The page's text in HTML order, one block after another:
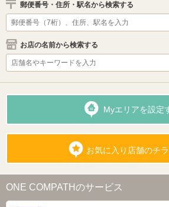
郵便番号・住所・駅名から検索する
お店の名前から検索する
Myエリアを設定
お気に入り店舗のチ
ONE COMPATHのサービス